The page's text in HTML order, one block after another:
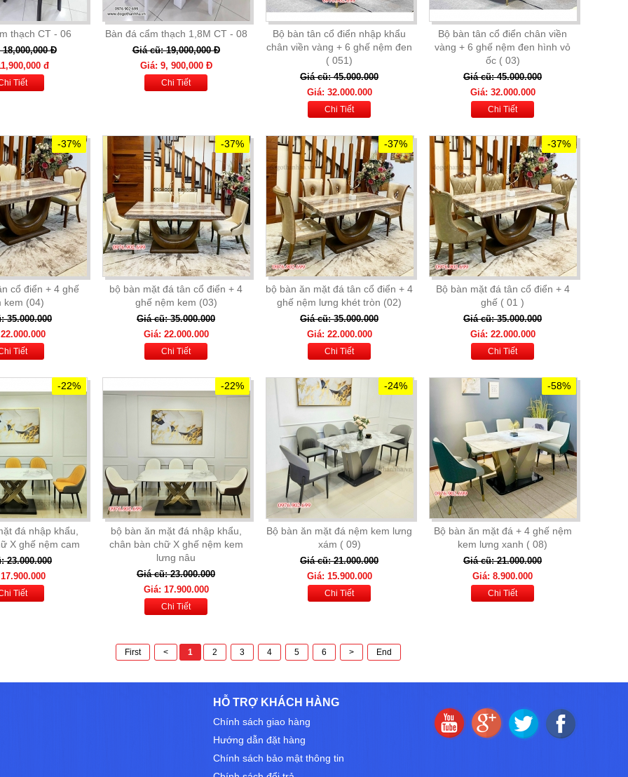
thạch CT - 06
Đ
đ
Tiết
Bàn đá cẩm thạch 1,8M CT - 08
Giá cũ: 19,000,000 Đ
Giá: 9, 900,000 Đ
Chi Tiết
Bộ bàn tân cổ điển nhập khẩu
chân viền vàng + 6 ghế nệm đen
( 051)
Giá cũ: 45.000.000
Giá: 32.000.000
Chi Tiết
Bộ bàn tân cổ điển chân viền
vàng + 6 ghế nệm đen hình vỏ
ốc ( 03)
Giá cũ: 45.000.000
Giá: 32.000.000
Chi Tiết
-37%
cổ điển + 4 ghế
kem (04)
35.000.000
Tiết
-37%
bộ bàn mặt đá tân cổ điển + 4
ghế nệm kem (03)
Giá cũ: 35.000.000
Giá: 22.000.000
Chi Tiết
-37%
bộ bàn ăn mặt đá tân cổ điển + 4
ghế nệm lưng khét tròn (02)
Giá cũ: 35.000.000
Giá: 22.000.000
Chi Tiết
-37%
Bộ bàn mặt đá tân cổ điển + 4
ghế ( 01 )
Giá cũ: 35.000.000
Giá: 22.000.000
Chi Tiết
-22%
đá nhập khẩu,
X ghế nệm cam
23.000.000
Tiết
-22%
bộ bàn ăn mặt đá nhập khẩu,
chân bàn chữ X ghế nệm kem
lưng nâu
Giá cũ: 23.000.000
Giá: 17.900.000
Chi Tiết
-24%
Bộ bàn ăn mặt đá nệm kem lưng
xám ( 09)
Giá cũ: 21.000.000
Giá: 15.900.000
Chi Tiết
-58%
Bộ bàn ăn mặt đá + 4 ghế nệm
kem lưng xanh ( 08)
Giá cũ: 21.000.000
Giá: 8.900.000
Chi Tiết
First < 1 2 3 4 5 6 > End
HỖ TRỢ KHÁCH HÀNG
Chính sách giao hàng
Hướng dẫn đặt hàng
Chính sách bảo mật thông tin